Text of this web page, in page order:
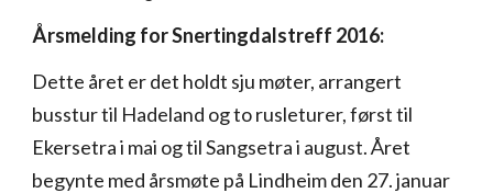
Årsmelding for Snertingdalstreff 2016:
Dette året er det holdt sju møter, arrangert
busstur til Hadeland og to rusleturer, først til
Ekersetra i mai og til Sangsetra i august. Året
begynte med årsmøte på Lindheim den 27. januar